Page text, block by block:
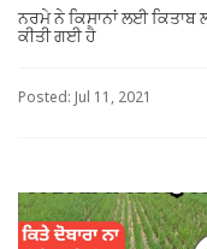
ਨਰਮੇ ਨੇ ਕਿਸਾਨਾਂ ਲਈ ਕਿਤਾਬ
ਕੀਤੀ ਗਈ ਹੈ
Posted: Jul 11, 2021